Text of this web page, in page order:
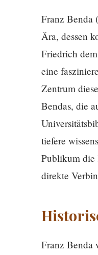
Franz Benda
Ära, dessen
Friedrich
eine
Zentrum
Bendas, die
tiefere
Publikum die
direkte
Franz Benda